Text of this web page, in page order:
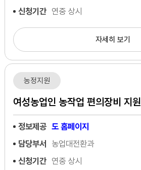
신청기간 연중 상시
자세히 보기
농정지원
여성농업인 농작업 편의장비 지원
정보제공 도 홈페이지
담당부서
농업대전환과
신청기간 연중 상시